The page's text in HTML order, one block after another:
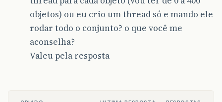
objetos) ou eu crio um thread só e mando ele
rodar todo o conjunto? o que você me
aconselha?
Valeu pela resposta